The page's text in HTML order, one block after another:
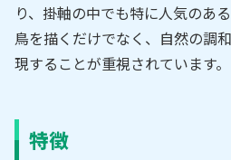
り、掛軸の中でも特に人気のあ
鳥を描くだけでなく、自然の調
現することが重視されています。
特徴